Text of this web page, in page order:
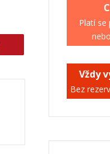
Platí se
Vždy
Bez